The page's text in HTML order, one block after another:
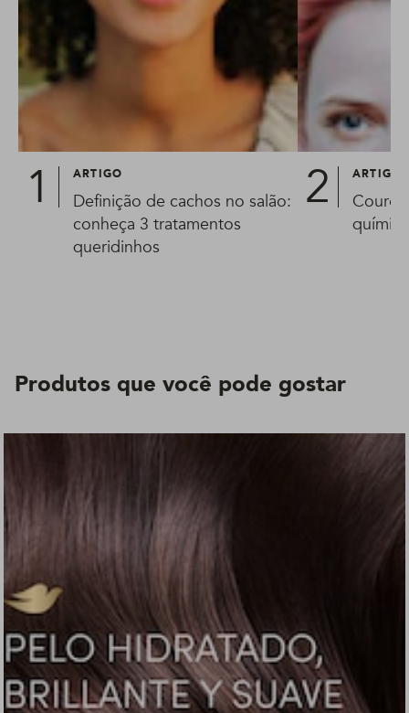
ARTIGO
Definição de cachos no salão:
conheça 3 tratamentos
queridinhos
ARTIGO
Couro
Produtos que você pode gostar